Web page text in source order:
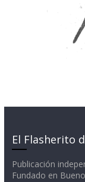
El Flasherito
Publicación
Fundado en